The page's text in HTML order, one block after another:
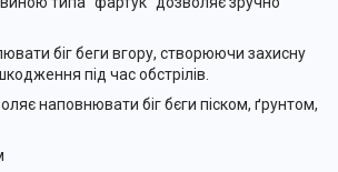
біг беги вгору, створюючи захисну
під час обстрілів.
наповнювати біг бєги піском, ґрунтом,